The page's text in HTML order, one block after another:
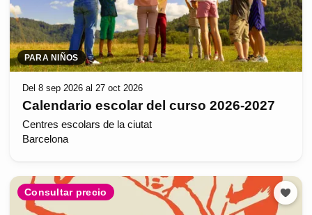
PARA NIÑOS
Del 8 sep 2026 al 27 oct 2026
Calendario escolar del curso 2026-2027
Centres escolars de la ciutat
Barcelona
Consultar precio